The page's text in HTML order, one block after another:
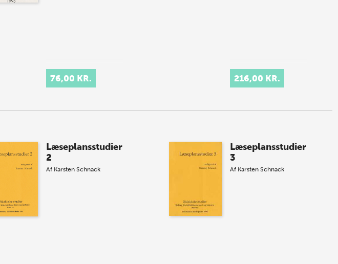
76,00 KR. 216,00 KR.
Læseplansstudier
2
Af Karsten Schnack
Læseplansstudier
3
Af Karsten Schnack